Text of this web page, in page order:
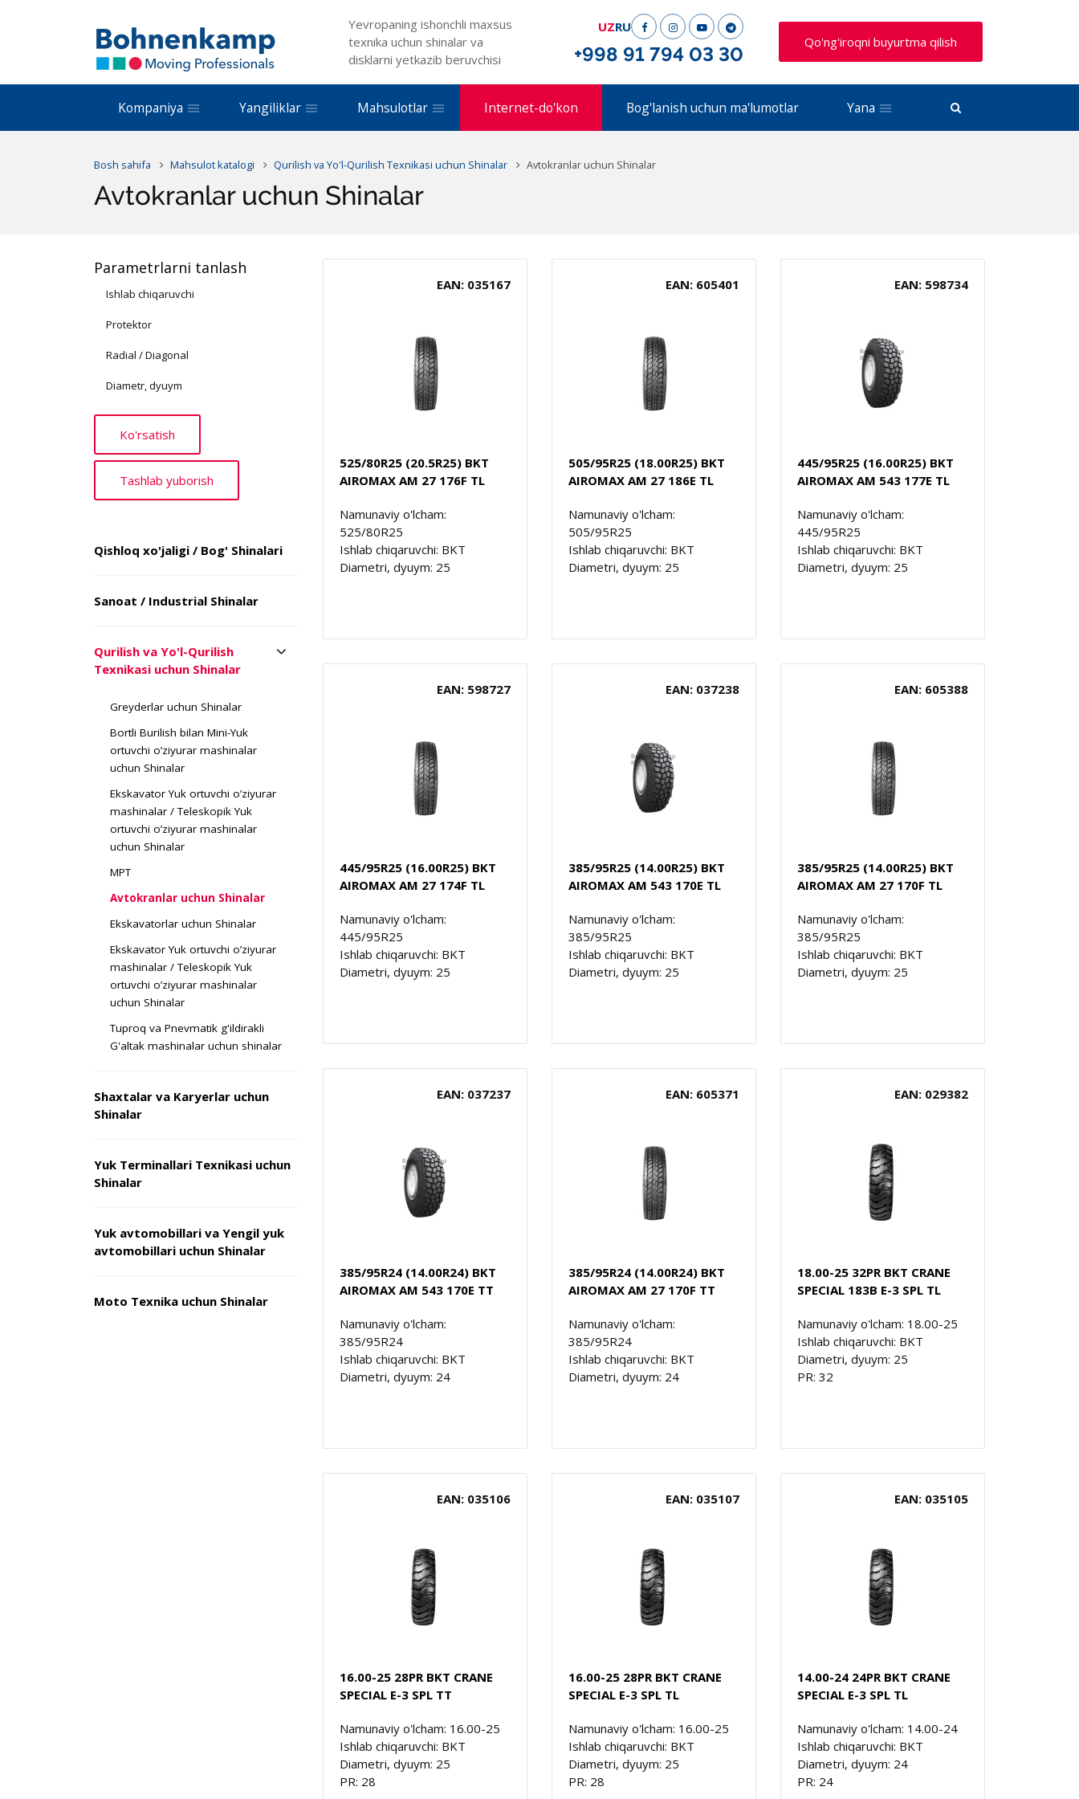
Yevropaning ishonchli maxsus
texnika uchun shinalar va
disklarni yetkazib beruvchisi
UZRU
+998 91 794 03 30
Qo'ng'iroqni buyurtma qilish
Kompaniya Yangiliklar Mahsulotlar Internet-do'kon Bog'lanish uchun ma'lumotlar Yana
Bosh sahifa Mahsulot katalogi Qurilish va Yo'l-Qurilish Texnikasi uchun Shinalar Avtokranlar uchun Shinalar
Avtokranlar uchun Shinalar
Parametrlarni tanlash
Ishlab chiqaruvchi
Protektor
Radial / Diagonal
Diametr, dyuym
Qishloq xo'jaligi / Bog' Shinalari
Sanoat / Industrial Shinalar
Qurilish va Yo'l-Qurilish
Texnikasi uchun Shinalar
Greyderlar uchun Shinalar
Bortli Burilish bilan Mini-Yuk
ortuvchi o’ziyurar mashinalar
uchun Shinalar
Ekskavator Yuk ortuvchi o’ziyurar
mashinalar / Teleskopik Yuk
ortuvchi o’ziyurar mashinalar
uchun Shinalar
MPT
Avtokranlar uchun Shinalar
Ekskavatorlar uchun Shinalar
Ekskavator Yuk ortuvchi o’ziyurar
mashinalar / Teleskopik Yuk
ortuvchi o’ziyurar mashinalar
uchun Shinalar
Tuproq va Pnevmatik g'ildirakli
G'altak mashinalar uchun shinalar
Shaxtalar va Karyerlar uchun
Shinalar
Yuk Terminallari Texnikasi uchun
Shinalar
Yuk avtomobillari va Yengil yuk
avtomobillari uchun Shinalar
Moto Texnika uchun Shinalar
EAN: 035167
525/80R25 (20.5R25) BKT
AIROMAX AM 27 176F TL
Namunaviy o'lcham:
525/80R25
Ishlab chiqaruvchi: BKT
Diametri, dyuym: 25
EAN: 605401
505/95R25 (18.00R25) BKT
AIROMAX AM 27 186E TL
Namunaviy o'lcham:
505/95R25
Ishlab chiqaruvchi: BKT
Diametri, dyuym: 25
EAN: 598734
445/95R25 (16.00R25) BKT
AIROMAX AM 543 177E TL
Namunaviy o'lcham:
445/95R25
Ishlab chiqaruvchi: BKT
Diametri, dyuym: 25
EAN: 598727
445/95R25 (16.00R25) BKT
AIROMAX AM 27 174F TL
Namunaviy o'lcham:
445/95R25
Ishlab chiqaruvchi: BKT
Diametri, dyuym: 25
EAN: 037238
385/95R25 (14.00R25) BKT
AIROMAX AM 543 170E TL
Namunaviy o'lcham:
385/95R25
Ishlab chiqaruvchi: BKT
Diametri, dyuym: 25
EAN: 605388
385/95R25 (14.00R25) BKT
AIROMAX AM 27 170F TL
Namunaviy o'lcham:
385/95R25
Ishlab chiqaruvchi: BKT
Diametri, dyuym: 25
EAN: 037237
385/95R24 (14.00R24) BKT
AIROMAX AM 543 170E TT
Namunaviy o'lcham:
385/95R24
Ishlab chiqaruvchi: BKT
Diametri, dyuym: 24
EAN: 605371
385/95R24 (14.00R24) BKT
AIROMAX AM 27 170F TT
Namunaviy o'lcham:
385/95R24
Ishlab chiqaruvchi: BKT
Diametri, dyuym: 24
EAN: 029382
18.00-25 32PR BKT CRANE
SPECIAL 183B E-3 SPL TL
Namunaviy o'lcham: 18.00-25
Ishlab chiqaruvchi: BKT
Diametri, dyuym: 25
PR: 32
EAN: 035106
16.00-25 28PR BKT CRANE
SPECIAL E-3 SPL TT
Namunaviy o'lcham: 16.00-25
Ishlab chiqaruvchi: BKT
Diametri, dyuym: 25
PR: 28
EAN: 035107
16.00-25 28PR BKT CRANE
SPECIAL E-3 SPL TL
Namunaviy o'lcham: 16.00-25
Ishlab chiqaruvchi: BKT
Diametri, dyuym: 25
PR: 28
EAN: 035105
14.00-24 24PR BKT CRANE
SPECIAL E-3 SPL TL
Namunaviy o'lcham: 14.00-24
Ishlab chiqaruvchi: BKT
Diametri, dyuym: 24
PR: 24